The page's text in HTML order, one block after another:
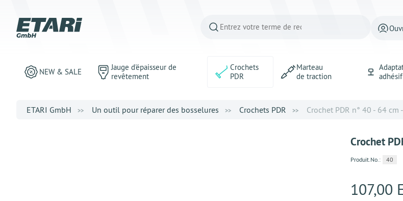
NEW & SALE
Jauge d'épaisseur de
revêtement
Crochets
PDR
Marteau
de traction
adhésif
ETARI GmbH Un outil pour réparer des bosselures Crochets PDR Crochet PDR n° 40 - 64 cm
Crochet
Produit.No.: 40
107,00